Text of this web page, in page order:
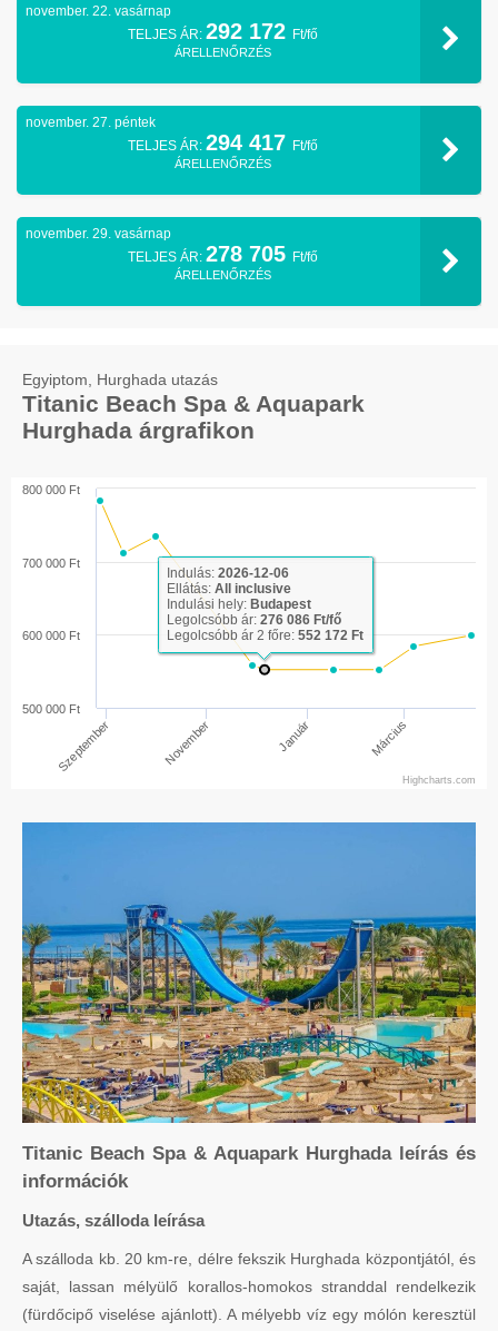
november. 22. vasárnap
TELJES ÁR: 292 172 Ft/fő
ÁRELLENŐRZÉS
november. 27. péntek
TELJES ÁR: 294 417 Ft/fő
ÁRELLENŐRZÉS
november. 29. vasárnap
TELJES ÁR: 278 705 Ft/fő
ÁRELLENŐRZÉS
Egyiptom, Hurghada utazás
Titanic Beach Spa & Aquapark
Hurghada árgrafikon
Szeptember November Január Március
500 000 Ft
600 000 Ft
700 000 Ft
800 000 Ft
Highcharts.com
Indulás: 2026-12-06
Ellátás: All inclusive
Indulási hely: Budapest
Legolcsóbb ár: 276 086 Ft/fő
Legolcsóbb ár 2 főre: 552 172 Ft
Titanic Beach Spa & Aquapark Hurghada leírás és
információk
Utazás, szálloda leírása
A szálloda kb. 20 km-re, délre fekszik Hurghada központjától, és
saját, lassan mélyülő korallos-homokos stranddal rendelkezik
(fürdőcipő viselése ajánlott). A mélyebb víz egy mólón keresztül